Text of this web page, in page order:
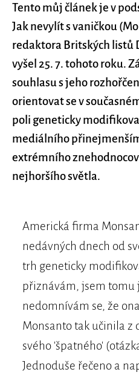
Tento můj článek je v
Jak nevylít s vaničkou
redaktora Britských listů
vyšel 25. 7. tohoto roku.
souhlasu s jeho
orientovat se v
poli geneticky
mediálního
extrémního
nejhoršího světla.
Americká firma
nedávných dnech od
trh geneticky
přiznávám, jsem tomu
nedomnívám se, že
Monsanto tak učinila z
svého 'špatného'
Jednoduše řečeno a